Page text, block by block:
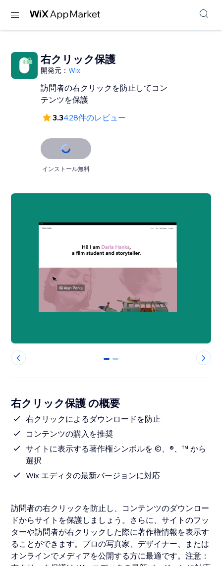
右クリック保護
開発元：Wix
訪問者の右クリックを防止してコン
テンツを保護
3.3428件のレビュー
インストール無料
0 1
右クリック保護 の概要
右クリックによるダウンロードを防止
コンテンツの購入を推奨
サイトに表示する著作権シンボルを ©、®、™ から
選択
Wix エディタの最新バージョンに対応
訪問者の右クリックを防止し、コンテンツのダウンロー
ドからサイトを保護しましょう。さらに、サイトのフッ
ターや訪問者が右クリックした際に著作権情報を表示す
ることができます。プロの写真家、デザイナー、または
オンラインでメディアを公開する方に最適です。注意：